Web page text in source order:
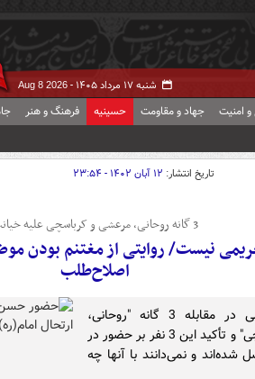
شنبه ۱۷ مرداد ۱۴۰۵ - Aug 8 2026
و امنیت جهاد و مقاومت حسینیه فرهنگ و هنر
تاریخ انتشار: ۱۲ آبان ۱۴۰۲ - ۲۳:۵۴
3 گانه روحانی، مرعشی و کرباسچی علیه خیانت
نیست/ روایتی از مغتنم بودن
اصلاح‌طلب
چپ‌های تحریمی در مقابله 3 گانه "روحانی،
مرعشی، کرباسچی" و تأکید این 3 نفر بر حضور در
شده‌اند و نمی‌دانند با آنها چه